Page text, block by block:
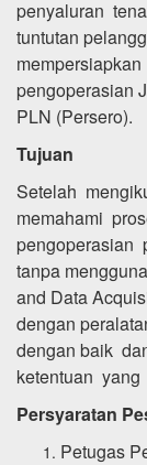
penyaluran
tuntutan
pengoperasian
PLN (Persero).
Tujuan
Setelah
memahami
tanpa
and Data
dengan
dengan baik
ketentuan
Persyaratan
Petugas